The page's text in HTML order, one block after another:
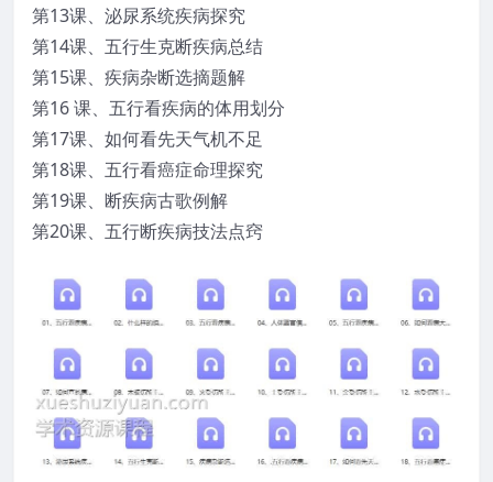
第13课、泌尿系统疾病探究
第14课、五行生克断疾病总结
第15课、疾病杂断选摘题解
第16 课、五行看疾病的体用划分
第17课、如何看先天气机不足
第18课、五行看癌症命理探究
第19课、断疾病古歌例解
第20课、五行断疾病技法点窍